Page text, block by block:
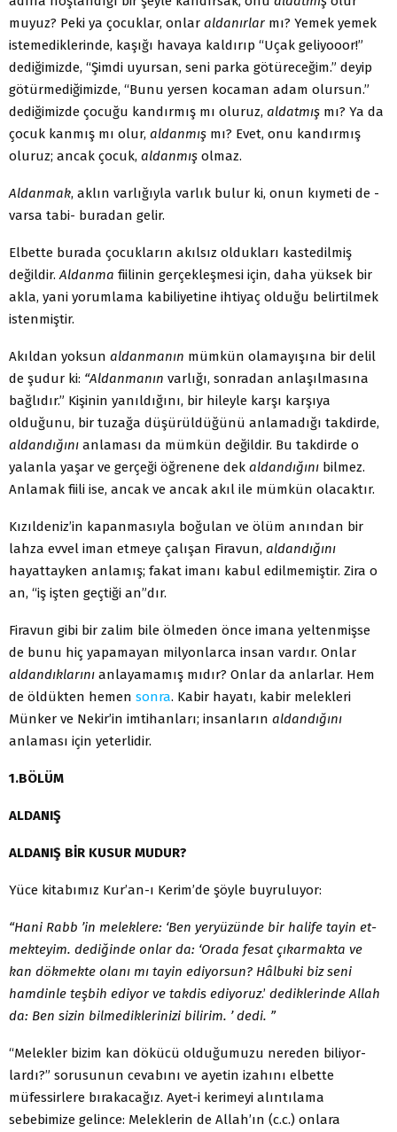
muyuz? Peki ya çocuklar, onlar aldanırlar mı? Yemek yemek
istemediklerinde, ka­şığı havaya kaldırıp “Uçak geliyooor!”
dediğimizde, “Şimdi uyur­san, seni parka götüreceğim.” deyip
götürmediğimizde, “Bunu yersen kocaman adam olursun.”
dediğimizde çocuğu kandırmış mı oluruz, aldatmış mı? Ya da
çocuk kanmış mı olur, aldanmış mı? Evet, onu kandırmış
oluruz; ancak çocuk, aldanmış olmaz.
Aldanmak, aklın varlığıyla varlık bulur ki, onun kıymeti de -
varsa tabi- buradan gelir.
Elbette burada çocukların akılsız oldukları kastedilmiş
değil­dir. Aldanma fiilinin gerçekleşmesi için, daha yüksek bir
akla, yani yorumlama kabiliyetine ihtiyaç olduğu belirtilmek
istenmiştir.
Akıldan yoksun aldanmanın mümkün olamayışına bir delil
de şudur ki: “Aldanmanın varlığı, sonradan anlaşılmasına
bağlı­dır.” Kişinin yanıldığını, bir hileyle karşı karşıya
olduğunu, bir tuzağa düşürüldüğünü anlamadığı takdirde,
aldandığını anlaması da mümkün değildir. Bu takdirde o
yalanla yaşar ve gerçeği öğ­renene dek aldandığını bilmez.
Anlamak fiili ise, ancak ve ancak akıl ile mümkün olacaktır.
Kızıldeniz’in kapanmasıyla boğulan ve ölüm anından bir
lahza evvel iman etmeye çalışan Firavun, aldandığını
hayattay­ken anlamış; fakat imanı kabul edilmemiştir. Zira o
an, “iş işten geçtiği an”dır.
Firavun gibi bir zalim bile ölmeden önce imana yeltenmişse
de bunu hiç yapamayan milyonlarca insan vardır. Onlar
aldandıkla­rını anlayamamış mıdır? Onlar da anlarlar. Hem
de öldükten he­men sonra. Kabir hayatı, kabir melekleri
Münker ve Nekir’in im­tihanları; insanların aldandığını
anlaması için yeterlidir.
1.BÖLÜM
ALDANIŞ
ALDANIŞ BİR KUSUR MUDUR?
Yüce kitabımız Kur’an-ı Kerim’de şöyle buyruluyor:
“Hani Rabb ’in meleklere: ‘Ben yeryüzünde bir halife tayin et­
mekteyim. dediğinde onlar da: ‘Orada fesat çıkarmakta ve
kan dökmekte olanı mı tayin ediyorsun? Hâlbuki biz seni
hamdinle teşbih ediyor ve takdis ediyoruz.’ dediklerinde Allah
da: Ben si­zin bilmediklerinizi bilirim. ’ dedi. ”
“Melekler bizim kan dökücü olduğumuzu nereden biliyor­
lardı?” sorusunun cevabını ve ayetin izahını elbette
müfessirlere bırakacağız. Ayet-i kerimeyi alıntılama
sebebimize gelince: Melek­lerin de Allah’ın (c.c.) onlara